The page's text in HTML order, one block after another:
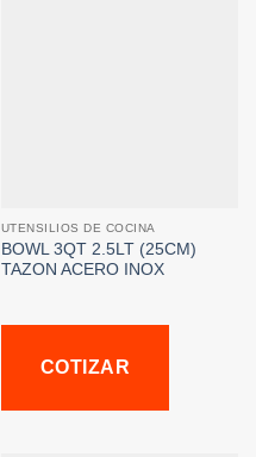
UTENSILIOS DE COCINA
BOWL 3QT 2.5LT (25CM)
TAZON ACERO INOX
COTIZAR